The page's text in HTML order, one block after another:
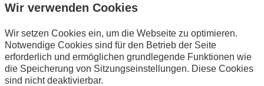
Digitalisierung & Modernisierung
Wir verwenden Cookies
Wir setzen Cookies ein, um die Webseite zu optimieren.
Notwendige Cookies sind für den Betrieb der Seite
erforderlich und ermöglichen grundlegende Funktionen wie
die Speicherung von Sitzungseinstellungen. Diese Cookies
sind nicht deaktivierbar.